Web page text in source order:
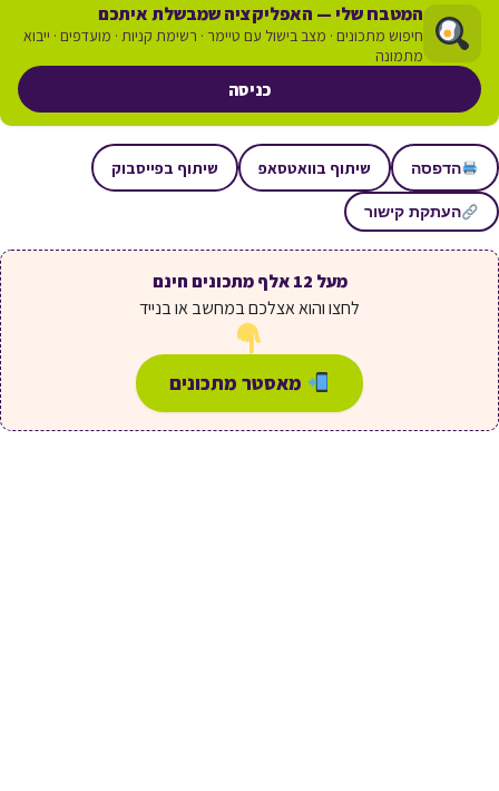
המטבח שלי — האפליקציה שמבשלת איתכם
חיפוש מתכונים · מצב בישול עם טיימר · רשימת קניות · מועדפים · ייבוא
מתמונה
כניסה
הדפסה שיתוף בוואטסאפ שיתוף בפייסבוק
העתקת קישור
מעל 12 אלף מתכונים חינם
לחצו והוא אצלכם במחשב או בנייד
מאסטר מתכונים